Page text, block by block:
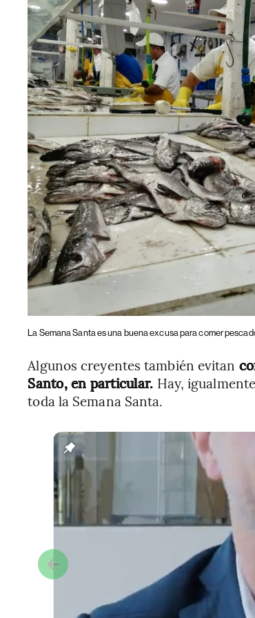
La Semana Santa es una buena excusa para comer
Algunos creyentes también evitan
Santo, en particular. Hay,
toda la Semana Santa.